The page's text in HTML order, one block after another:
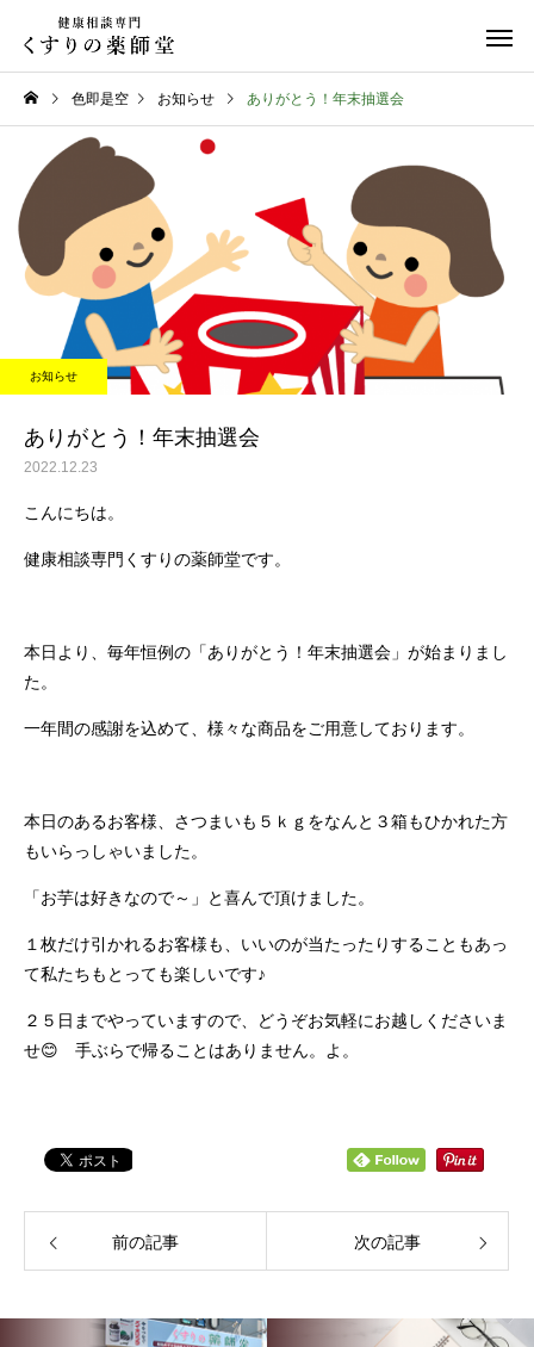
日常のこと
令和８年熊本地震
お知らせ
お盆期間中のご相談に
て
色即是空 お知らせ ありがとう！年末抽選会
お知らせ
ありがとう！年末抽選会
2022.12.23
こんにちは。
健康相談専門くすりの薬師堂です。
本日より、毎年恒例の「ありがとう！年末抽選会」が始まりまし
た。
一年間の感謝を込めて、様々な商品をご用意しております。
本日のあるお客様、さつまいも５ｋｇをなんと３箱もひかれた方
もいらっしゃいました。
「お芋は好きなので～」と喜んで頂けました。
１枚だけ引かれるお客様も、いいのが当たったりすることもあっ
て私たちもとっても楽しいです♪
２５日までやっていますので、どうぞお気軽にお越しくださいま
せ😊 手ぶらで帰ることはありません。よ。
前の記事 次の記事